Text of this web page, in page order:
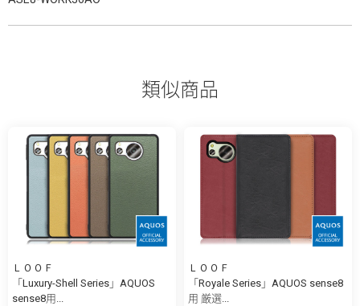
類似商品
ＬＯＯＦ
「Luxury-Shell Series」AQUOS
sense8用...
ＬＯＯＦ
「Royale Series」AQUOS sense8
用 厳選...